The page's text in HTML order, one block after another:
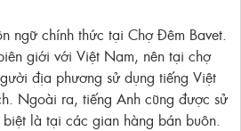
ngữ chính thức tại Chợ Đêm Bavet.
giới với Việt Nam, nên tại chợ
địa phương sử dụng tiếng Việt
Ngoài ra, tiếng Anh cũng được sử
là tại các gian hàng bán buôn.